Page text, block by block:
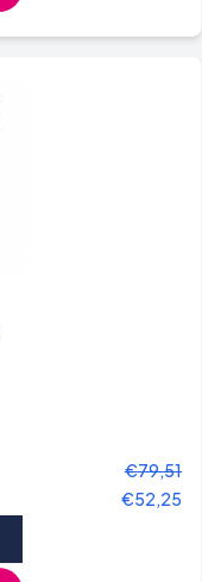
€79,51
€52,25